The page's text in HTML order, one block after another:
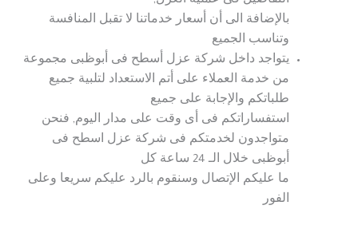
بالإضافة الى أن أسعار خدماتنا لا تقبل المنافسة
وتناسب الجميع
يتواجد داخل شركة عزل أسطح فى أبوظبى مجموعة
من خدمة العملاء على أتم الاستعداد لتلبية جميع
طلباتكم والإجابة على جميع
استفساراتكم فى أى وقت على مدار اليوم, فنحن
متواجدون لخدمتكم فى شركة عزل اسطح فى
أبوظبى خلال الـ 24 ساعة كل
ما عليكم الإتصال وسنقوم بالرد عليكم سريعا وعلى
الفور